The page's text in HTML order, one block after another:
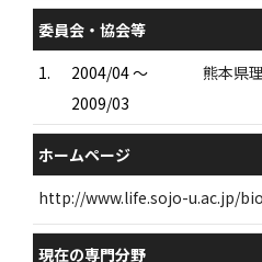
委員会・協会等
1.
2004/04 ～
2009/03
熊本県
ホームページ
http://www.life.sojo-u.ac.jp/
現在の専門分野